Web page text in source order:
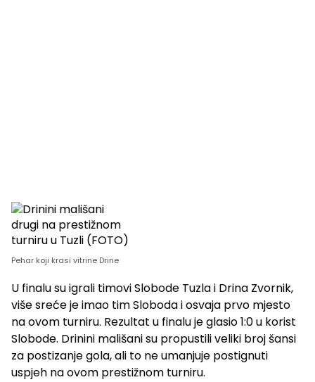
Pehar koji krasi vitrine Drine
U finalu su igrali timovi Slobode Tuzla i Drina Zvornik,
više sreće je imao tim Sloboda i osvaja prvo mjesto
na ovom turniru. Rezultat u finalu je glasio 1:0 u korist
Slobode. Drinini mališani su propustili veliki broj šansi
za postizanje gola, ali to ne umanjuje postignuti
uspjeh na ovom prestižnom turniru.